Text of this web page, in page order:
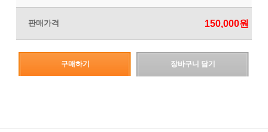
판매가격 150,000원
구매하기 장바구니 담기